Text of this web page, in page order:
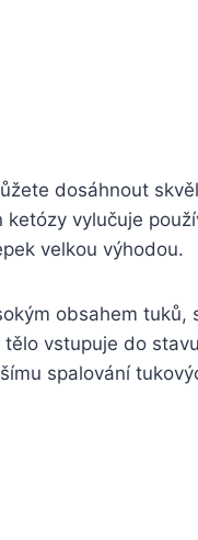
dosáhnout
vylučuje⁢
velkou výhodou.
obsahem​ tuků,
vstupuje do
spalování